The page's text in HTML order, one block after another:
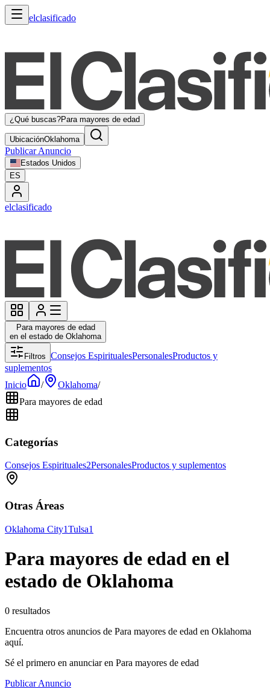
elclasificado
¿Qué buscas?Para mayores de edad
UbicaciónOklahoma
Publicar Anuncio
Estados Unidos
ES
elclasificado
Para mayores de edad
en el estado de Oklahoma
Filtros Consejos EspiritualesPersonalesProductos y
suplementos
Inicio
/ Oklahoma/
Para mayores de edad
Categorías
Consejos Espirituales2PersonalesProductos y suplementos
Otras Áreas
Oklahoma City1Tulsa1
Para mayores de edad en el
estado de Oklahoma
0 resultados
Encuentra otros anuncios de Para mayores de edad en Oklahoma
aquí.
Sé el primero en anunciar en Para mayores de edad
Publicar Anuncio